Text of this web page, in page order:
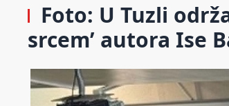
Foto: U Tuzli
srcem’ autora Ise